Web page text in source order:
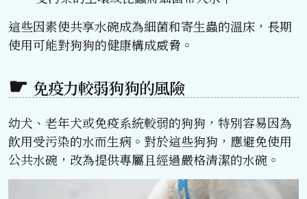
這些因素使共享水碗成為細菌和寄生蟲的溫床，長期
使用可能對狗狗的健康構成威脅。
免疫力較弱狗狗的風險
幼犬、老年犬或免疫系統較弱的狗狗，特別容易因為
飲用受污染的水而生病。對於這些狗狗，應避免使用
公共水碗，改為提供專屬且經過嚴格清潔的水碗。